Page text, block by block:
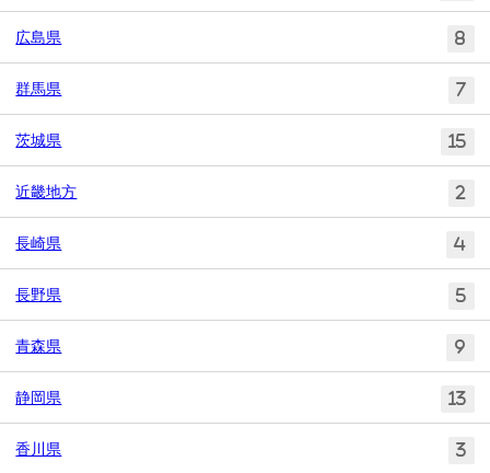
広島県 8
群馬県 7
茨城県 15
近畿地方 2
長崎県 4
長野県 5
青森県 9
静岡県 13
香川県 3